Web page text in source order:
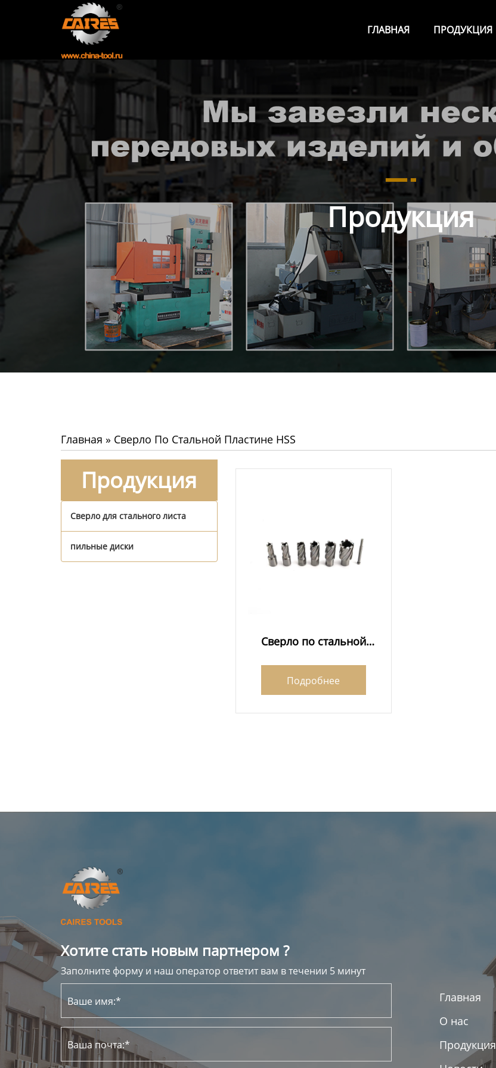
ГЛАВНАЯ ПРОДУКЦИЯ
Новости
О нас
Продукция
Главная » Сверло По Стальной Пластине HSS
Продукция
Сверло для стального листа
пильные диски
Сверло по стальной
Подробнее
Хотите стать новым партнером ?
Заполните форму и наш оператор ответит вам в течении 5 минут
Главная
О нас
Продукция